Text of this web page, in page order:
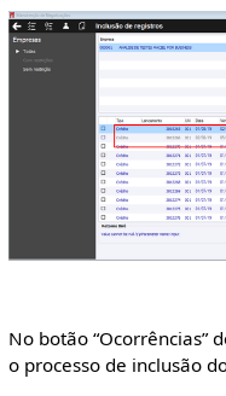
No botão “Ocorrências”
o processo de inclusão